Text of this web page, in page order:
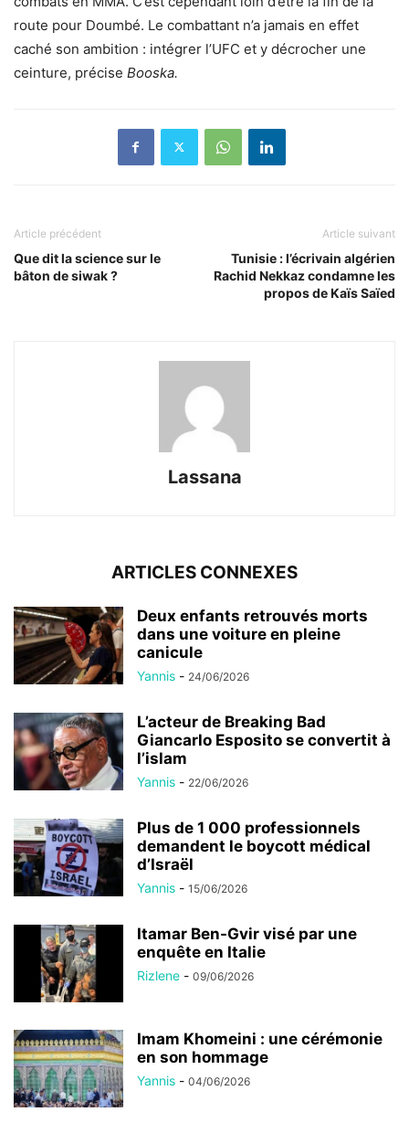
route pour Doumbé. Le combattant n’a jamais en effet
caché son ambition : intégrer l’UFC et y décrocher une
ceinture, précise Booska.
Article précédent
Que dit la science sur le
bâton de siwak ?
Article suivant
Tunisie : l’écrivain algérien
Rachid Nekkaz condamne les
propos de Kaïs Saïed
Lassana
ARTICLES CONNEXES
Deux enfants retrouvés morts
dans une voiture en pleine
canicule
Yannis - 24/06/2026
L’acteur de Breaking Bad
Giancarlo Esposito se convertit à
l’islam
Yannis - 22/06/2026
Plus de 1 000 professionnels
demandent le boycott médical
d’Israël
Yannis - 15/06/2026
Itamar Ben-Gvir visé par une
enquête en Italie
Rizlene - 09/06/2026
Imam Khomeini : une cérémonie
en son hommage
Yannis - 04/06/2026